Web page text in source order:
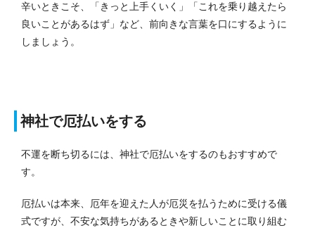
辛いときこそ、「きっと上手くいく」「これを乗り越えたら
良いことがあるはず」など、前向きな言葉を口にするように
しましょう。
神社で厄払いをする
不運を断ち切るには、神社で厄払いをするのもおすすめで
す。
厄払いは本来、厄年を迎えた人が厄災を払うために受ける儀
式ですが、不安な気持ちがあるときや新しいことに取り組む